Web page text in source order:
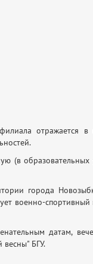
отражается в
(в
города
военно-спортивный
датам,
весны" БГУ.